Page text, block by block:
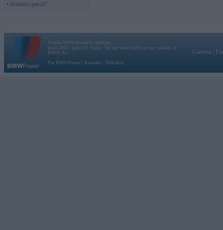
• Aizmirsi paroli?
Vortāls BMWPower.lv darbojas
kopš 2002. gada 14. maija. Tas nav auto klubs un nav saistīts ar
BMW AG.
Par BMWPower
Kontakti Reklāma
Galvena